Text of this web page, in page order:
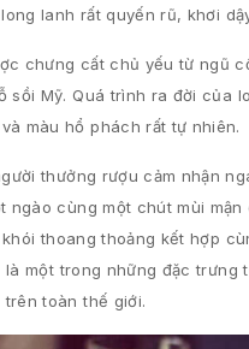
lanh rất quyến rũ, khơi
chưng cất chủ yếu từ ngũ
sồi Mỹ. Quá trình ra đời
màu hổ phách rất tự nhiên.
thưởng rượu cảm nhận
cùng một chút mùi
thoang thoảng kết hợp
một trong những đặc
toàn thế giới.